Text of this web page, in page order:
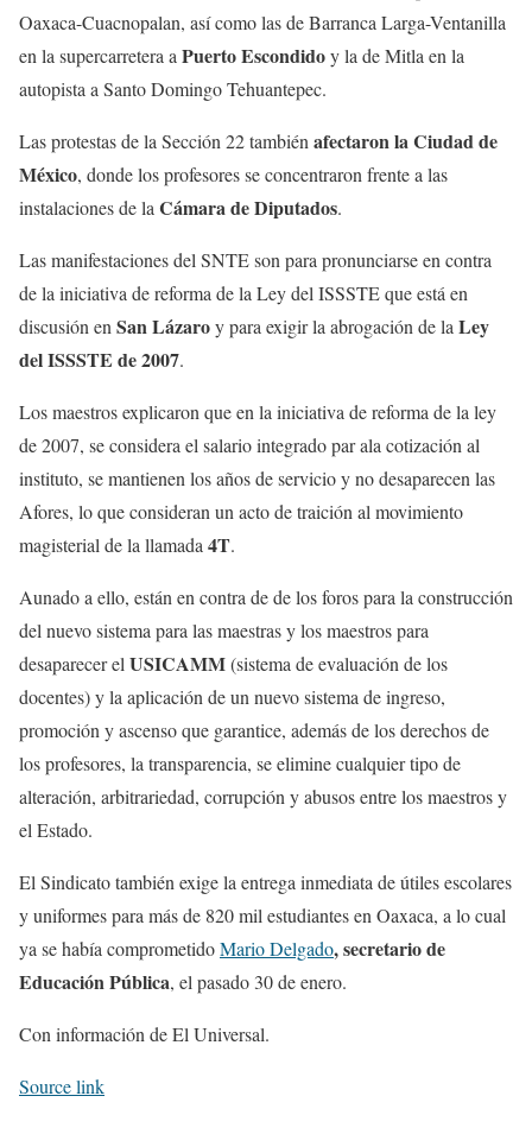
Oaxaca-Cuacnopalan, así como las de Barranca Larga-Ventanilla
en la supercarretera a Puerto Escondidoy la de Mitla en la
autopista a Santo Domingo Tehuantepec.
Las protestas de la Sección 22 también afectaron la Ciudad de
México, donde los profesores se concentraron frente a las
instalaciones de la Cámara de Diputados.
Las manifestaciones del SNTE son para pronunciarse en contra
de la iniciativa de reforma de la Ley del ISSSTE que está en
discusión en San Lázaroy para exigir la abrogación de la Ley
del ISSSTE de 2007.
Los maestros explicaron que en la iniciativa de reforma de la ley
de 2007, se considera el salario integrado par ala cotización al
instituto, se mantienen los años de servicio y no desaparecen las
Afores, lo que consideran un acto de traición al movimiento
magisterial de la llamada 4T.
Aunado a ello, están en contra de de los foros para la construcción
del nuevo sistema para las maestras y los maestros para
desaparecer el USICAMM(sistema de evaluación de los
docentes) y la aplicación de un nuevo sistema de ingreso,
promoción y ascenso que garantice, además de los derechos de
los profesores, la transparencia, se elimine cualquier tipo de
alteración, arbitrariedad, corrupción y abusos entre los maestros y
el Estado.
El Sindicato también exige la entrega inmediata de útiles escolares
y uniformes para más de 820 mil estudiantes en Oaxaca, a lo cual
ya se había comprometidoMario Delgado, secretario de
Educación Pública, el pasado 30 de enero.
Con información de El Universal.
Source link